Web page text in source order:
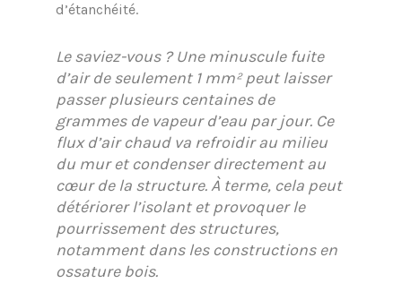
d’étanchéité.
Le saviez-vous ?Une minuscule fuite
d’air de seulement 1 mm² peut laisser
passer plusieurs centaines de
grammes de vapeur d’eau par jour. Ce
flux d’air chaud va refroidir au milieu
du mur et condenser directement au
cœur de la structure. À terme, cela peut
détériorer l’isolant et provoquer le
pourrissement des structures,
notamment dans les constructions en
ossature bois.